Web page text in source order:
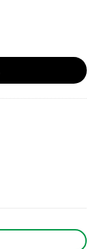
0,072 mm